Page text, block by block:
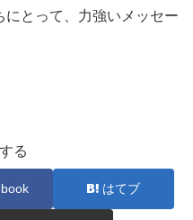
とって、力強いメッセー
る
はてブ